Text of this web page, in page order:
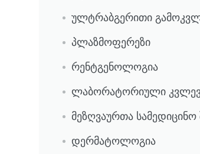
ულტრაბგერითი
პლაზმოფერეზი
რენტგენოლოგია
ლაბორატორიული
მეზღვაურთა სამედიცინო
დერმატოლოგია